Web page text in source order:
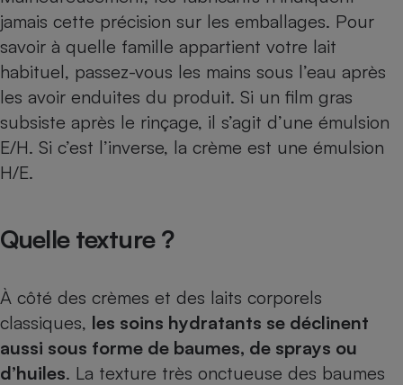
jamais cette précision sur les emballages. Pour
savoir à quelle famille appartient votre lait
habituel, passez-vous les mains sous l’eau après
les avoir enduites du produit. Si un film gras
subsiste après le rinçage, il s’agit d’une émulsion
E/H. Si c’est l’inverse, la crème est une émulsion
H/E.
Quelle texture ?
À côté des crèmes et des laits corporels
classiques, les soins hydratants se déclinent
aussi sous forme de baumes, de sprays ou
d’huiles. La texture très onctueuse des baumes